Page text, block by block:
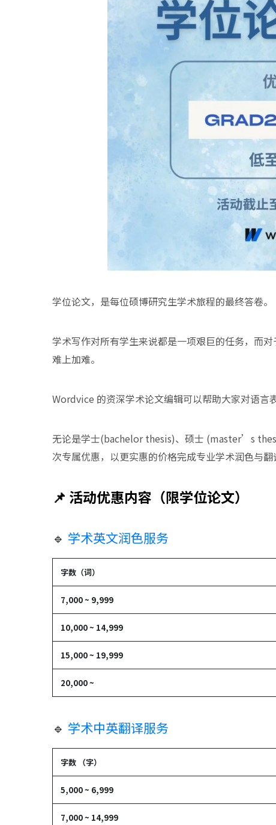
学位论文，是每位硕博研究生学术旅程的最终答卷。
学术写作对所有学生来说都是一项艰巨的任务，而对
难上加难。
Wordvice 的资深学术论文编辑可以帮助大家对语言
无论是学士(bachelor thesis)、硕士 (master’s
次专属优惠，以更实惠的价格完成专业学术润色与翻
📌 活动优惠内容（限学位论文）
🔹 学术英文润色服务
字数（词）
7,000 ~ 9,999
10,000 ~ 14,999
15,000 ~ 19,999
20,000 ~
🔹 学术中英翻译服务
字数 （字）
5,000 ~ 6,999
7,000 ~ 14,999